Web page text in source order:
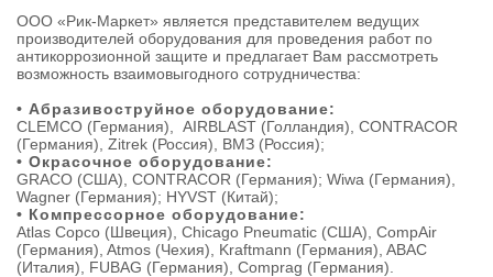
ООО «Рик-Маркет» является представителем ведущих
производителей оборудования для проведения работ по
антикоррозионной защите и предлагает Вам рассмотреть
возможность взаимовыгодного сотрудничества:
• Абразивоструйное оборудование:
CLEMCO (Германия), AIRBLAST (Голландия), CONTRACOR
(Германия), Zitrek (Россия), ВМЗ (Россия);
• Окрасочное оборудование:
GRACO (США), CONTRACOR (Германия); Wiwa (Германия),
Wagner (Германия); HYVST (Китай);
• Компрессорное оборудование:
Atlas Copco (Швеция), Chicago Pneumatic (США), CompAir
(Германия), Atmos (Чехия), Kraftmann (Германия), ABAC
(Италия), FUBAG (Германия), Comprag (Германия).